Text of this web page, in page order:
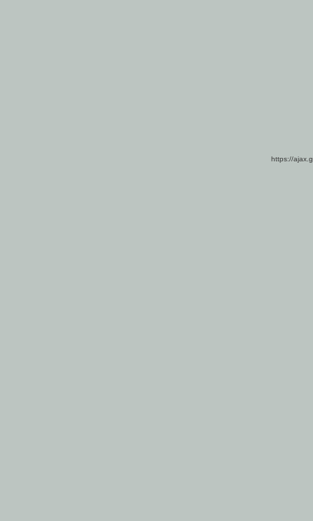
https://